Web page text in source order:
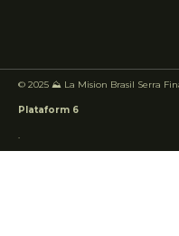
© 2025 ⛰️ La Mision Brasil Serra
Plataform 6
.